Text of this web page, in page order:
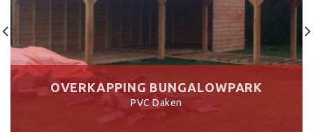
OVERKAPPING BUNGALOWPARK
PVC Daken